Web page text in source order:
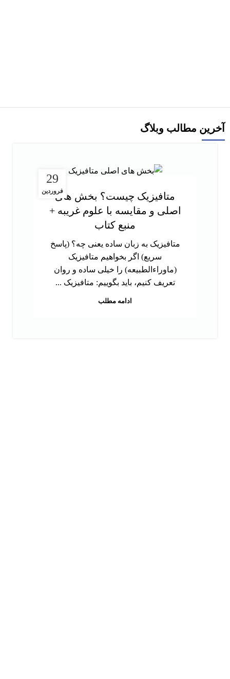
آخرین مطالب وبلاگ
29
فروردینمتافیزیک چیست؟ بخش های
اصلی و مقایسه با علوم غریبه +
منبع کتاب
متافیزیک به زبان ساده یعنی چه؟ (پاسخ
سریع) اگر بخواهیم متافیزیک
(ماوراءالطبیعه) را خیلی ساده و روان
تعریف کنیم، باید بگوییم: متافیزیک ...
ادامه مطلب